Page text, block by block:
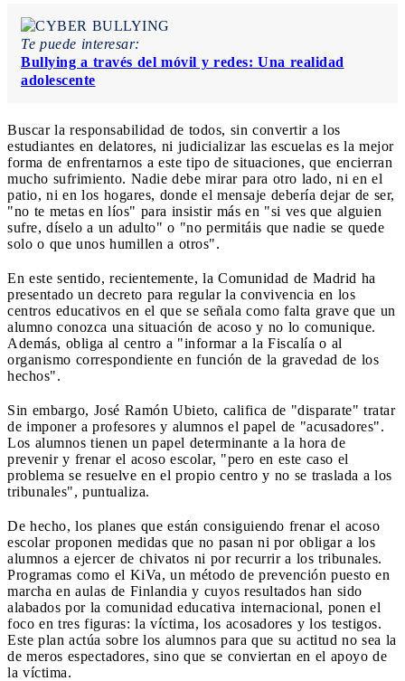
Te puede interesar:
Bullying a través del móvil y redes: Una realidad
adolescente
Buscar la responsabilidad de todos, sin convertir a los
estudiantes en delatores, ni judicializar las escuelas es la mejor
forma de enfrentarnos a este tipo de situaciones, que encierran
mucho sufrimiento. Nadie debe mirar para otro lado, ni en el
patio, ni en los hogares, donde el mensaje debería dejar de ser,
"no te metas en líos" para insistir más en "si ves que alguien
sufre, díselo a un adulto" o "no permitáis que nadie se quede
solo o que unos humillen a otros".
En este sentido, recientemente, la Comunidad de Madrid ha
presentado un decreto para regular la convivencia en los
centros educativos en el que se señala como falta grave que un
alumno conozca una situación de acoso y no lo comunique.
Además, obliga al centro a "informar a la Fiscalía o al
organismo correspondiente en función de la gravedad de los
hechos".
Sin embargo, José Ramón Ubieto, califica de "disparate" tratar
de imponer a profesores y alumnos el papel de "acusadores".
Los alumnos tienen un papel determinante a la hora de
prevenir y frenar el acoso escolar, "pero en este caso el
problema se resuelve en el propio centro y no se traslada a los
tribunales", puntualiza.
De hecho, los planes que están consiguiendo frenar el acoso
escolar proponen medidas que no pasan ni por obligar a los
alumnos a ejercer de chivatos ni por recurrir a los tribunales.
Programas como el KiVa, un método de prevención puesto en
marcha en aulas de Finlandia y cuyos resultados han sido
alabados por la comunidad educativa internacional, ponen el
foco en tres figuras: la víctima, los acosadores y los testigos.
Este plan actúa sobre los alumnos para que su actitud no sea la
de meros espectadores, sino que se conviertan en el apoyo de
la víctima.